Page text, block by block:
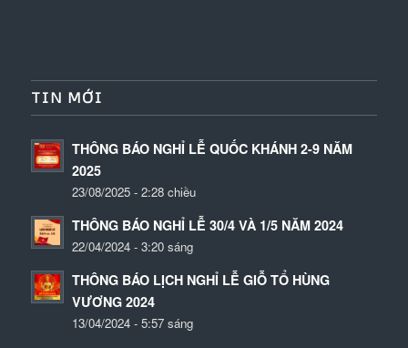
TIN MỚI
THÔNG BÁO NGHỈ LỄ QUỐC KHÁNH 2-9 NĂM
2025
23/08/2025 - 2:28 chiều
THÔNG BÁO NGHỈ LỄ 30/4 VÀ 1/5 NĂM 2024
22/04/2024 - 3:20 sáng
THÔNG BÁO LỊCH NGHỈ LỄ GIỖ TỔ HÙNG
VƯƠNG 2024
13/04/2024 - 5:57 sáng